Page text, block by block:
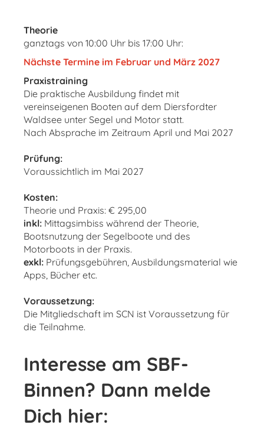
Theorie
ganztags von 10:00 Uhr bis 17:00 Uhr:
Nächste Termine im Februar und März 2027
Praxistraining
Die praktische Ausbildung findet mit
vereinseigenen Booten auf dem Diersfordter
Waldsee unter Segel und Motor statt.
Nach Absprache im Zeitraum April und Mai 2027
Prüfung:
Voraussichtlich im Mai 2027
Kosten:
Theorie und Praxis: € 295,00
inkl: Mittagsimbiss während der Theorie,
Bootsnutzung der Segelboote und des
Motorboots in der Praxis.
exkl: Prüfungsgebühren, Ausbildungsmaterial wie
Apps, Bücher etc.
Voraussetzung:
Die Mitgliedschaft im SCN ist Voraussetzung für
die Teilnahme.
Interesse am SBF-
Binnen? Dann melde
Dich hier: